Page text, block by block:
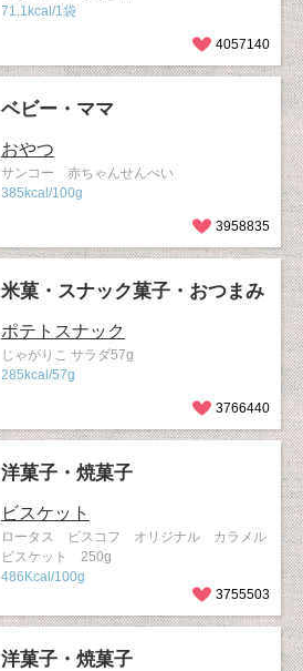
71.1kcal/1袋
4057140
ベビー・ママ
おやつ
サンコー 赤ちゃんせんべい
385kcal/100g
3958835
米菓・スナック菓子・おつまみ
ポテトスナック
じゃがりこ サラダ57g
285kcal/57g
3766440
洋菓子・焼菓子
ビスケット
ロータス ビスコフ オリジナル カラメル
ビスケット 250g
486Kcal/100g
3755503
洋菓子・焼菓子